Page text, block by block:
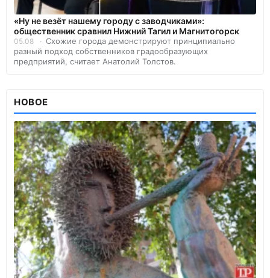
«Ну не везёт нашему городу с заводчиками»:
общественник сравнил Нижний Тагил и Магнитогорск
05.08
Схожие города демонстрируют принципиально
разный подход собственников градообразующих
предприятий, считает Анатолий Толстов.
НОВОЕ